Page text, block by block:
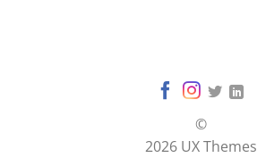
©
2026 UX Themes